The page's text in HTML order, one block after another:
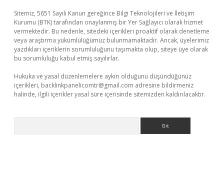
Sitemiz, 5651 Sayılı Kanun gereğince Bilgi Teknolojileri ve İletişim
Kurumu (BTK) tarafından onaylanmış bir Yer Sağlayıcı olarak hizmet
vermektedir. Bu nedenle, sitedeki içerikleri proaktif olarak denetleme
veya araştırma yükümlülüğümüz bulunmamaktadır. Ancak, üyelerimiz
yazdıkları içeriklerin sorumluluğunu taşımakta olup, siteye üye olarak
bu sorumluluğu kabul etmiş sayılırlar.
Hukuka ve yasal düzenlemelere aykırı olduğunu düşündüğünüz
içerikleri, backlinkpanelicomtr@gmail.com adresine bildirmeniz
halinde, ilgili içerikler yasal süre içerisinde sitemizden kaldırılacaktır.